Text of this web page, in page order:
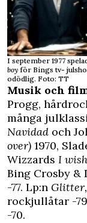
I september 1977
boy för Bings tv-
odödlig. Foto: TT
Musik och
Progg,
många
Navidad och
over) 1970,
Wizzards I
Bing Crosby &
-77. Lp:n Glitter,
rockjullåtar -
-70.